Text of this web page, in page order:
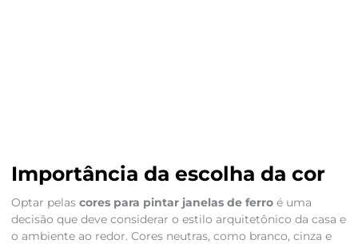
Importância da escolha da cor
Optar pelas cores para pintar janelas de ferroé uma
decisão que deve considerar o estilo arquitetônico da casa e
o ambiente ao redor. Cores neutras, como branco, cinza e